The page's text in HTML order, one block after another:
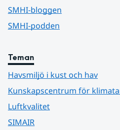
SMHI-bloggen
SMHI-podden
Teman
Havsmiljö i kust och hav
Kunskapscentrum för
Luftkvalitet
SIMAIR